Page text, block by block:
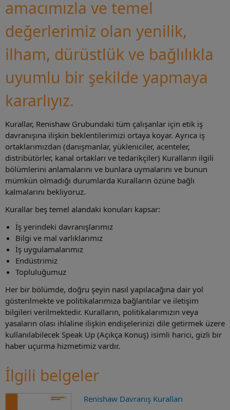
amacımızla ve temel
değerlerimiz olan yenilik,
ilham, dürüstlük ve bağlılıkla
uyumlu bir şekilde yapmaya
kararlıyız.
Kurallar, Renishaw Grubundaki tüm çalışanlar için etik iş
davranışına ilişkin beklentilerimizi ortaya koyar. Ayrıca iş
ortaklarımızdan (danışmanlar, yükleniciler, acenteler,
distribütörler, kanal ortakları ve tedarikçiler) Kuralların ilgili
bölümlerini anlamalarını ve bunlara uymalarını ve bunun
mümkün olmadığı durumlarda Kuralların özüne bağlı
kalmalarını bekliyoruz.
Kurallar beş temel alandaki konuları kapsar:
İş yerindeki davranışlarımız
Bilgi ve mal varlıklarımız
İş uygulamalarımız
Endüstrimiz
Topluluğumuz
Her bir bölümde, doğru şeyin nasıl yapılacağına dair yol
gösterilmekte ve politikalarımıza bağlantılar ve iletişim
bilgileri verilmektedir. Kuralların, politikalarımızın veya
yasaların olası ihlaline ilişkin endişelerinizi dile getirmek üzere
kullanılabilecek Speak Up (Açıkça Konuş) isimli harici, gizli bir
haber uçurma hizmetimiz vardır.
İlgili belgeler
Renishaw Davranış Kuralları